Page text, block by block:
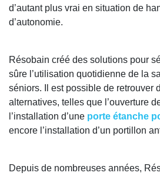
d’autant plus vrai en situation de
d’autonomie.
Résobain créé des solutions pour
sûre l’utilisation quotidienne de la
séniors. Il est possible de retrouver
alternatives, telles que l’ouverture
l’installation d’une porte étanche
encore l’installation d’un portillon
Depuis de nombreuses années,